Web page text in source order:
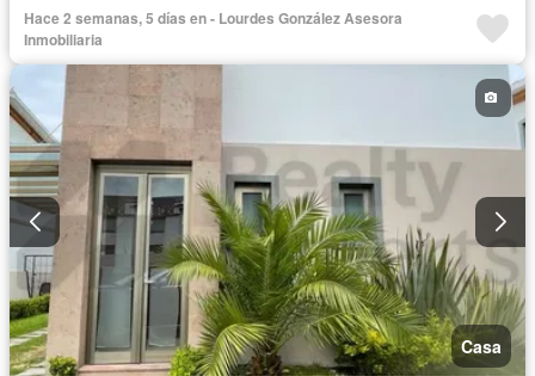
Wifi
Zonas verdes Parcialmente amueblado
Hace 2 semanas, 5 días en - Lourdes González Asesora
Inmobiliaria
Casa